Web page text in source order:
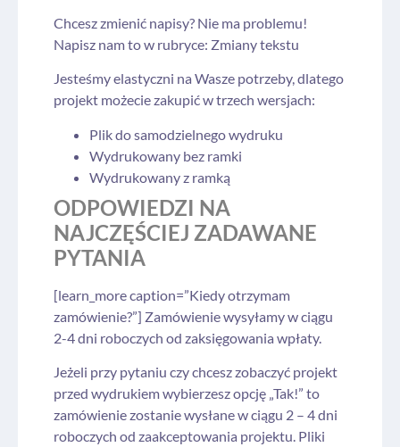
Chcesz zmienić napisy? Nie ma problemu!
Napisz nam to w rubryce: Zmiany tekstu
Jesteśmy elastyczni na Wasze potrzeby, dlatego
projekt możecie zakupić w trzech wersjach:
Plik do samodzielnego wydruku
Wydrukowany bez ramki
Wydrukowany z ramką
ODPOWIEDZI NA
NAJCZĘŚCIEJ ZADAWANE
PYTANIA
[learn_more caption=”Kiedy otrzymam
zamówienie?”] Zamówienie wysyłamy w ciągu
2-4 dni roboczych od zaksięgowania wpłaty.
Jeżeli przy pytaniu czy chcesz zobaczyć projekt
przed wydrukiem wybierzesz opcję „Tak!” to
zamówienie zostanie wysłane w ciągu 2 – 4 dni
roboczych od zaakceptowania projektu. Pliki